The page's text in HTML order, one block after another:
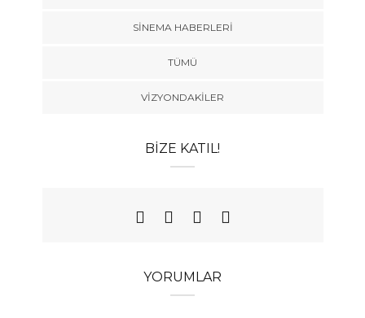
SINEMA HABERLERI
TÜMÜ
VIZYONDAKILER
BIZE KATIL!
YORUMLAR